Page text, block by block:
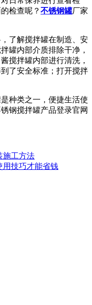
检查呢？ 不锈钢罐厂家
了解搅拌罐在制造、安
罐内部介质排除干净，
搅拌罐内部进行清洗，
了安全标准；打开搅拌
种类之一，便捷生活使
钢搅拌罐产品登录官网
施工方法
用技巧才能省钱